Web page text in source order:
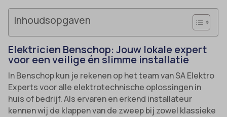
Inhoudsopgaven
Elektricien Benschop: Jouw lokale expert
voor een veilige én slimme installatie
In Benschop kun je rekenen op het team van SA Elektro
Experts voor alle elektrotechnische oplossingen in
huis of bedrijf. Als ervaren en erkend installateur
kennen wij de klappen van de zweep bij zowel klassieke